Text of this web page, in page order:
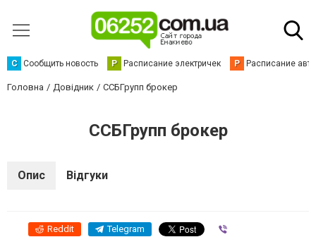
С Сообщить новость Р Расписание электричек Р Расписание
Головна Довідник ССБГрупп брокер
ССБГрупп брокер
Опис Відгуки
Reddit Telegram